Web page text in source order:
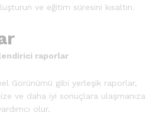
ve eğitim süresini kısaltın.
raporlar
Görünümü gibi yerleşik raporlar,
ve daha iyi sonuçlara ulaşmanıza
olur.